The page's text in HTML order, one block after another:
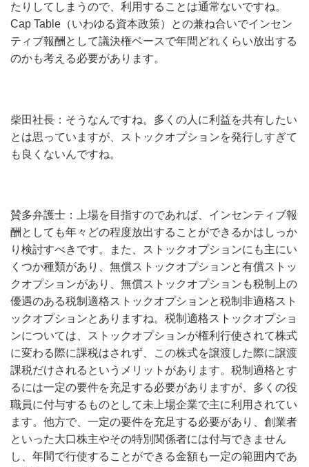
たりしてしまうので、利用することは通常ないですね。
Cap Table（いわゆる資本政策）との兼ね合いでインセン
ティブ報酬として議決権ベースで年間どれくらい放出する
のかも考える必要があります。
柴田社長：そうなんですね。多くの人に利益を共有したい
とは思っていますが、ストックオプションを発行しすぎて
も良くないんですね。
賛多弁護士：上場を目指すのであれば、インセンティブ報
酬としても年々どの程度放出することができるかはしっか
り検討すべきです。また、ストックオプションにも主にい
くつか種類があり、無償ストックオプションと有償ストッ
クオプションがあり、無償ストックオプションも税制上の
優遇のある税制適格ストックオプションと税制非適格スト
ックオプションとありますね。税制適格ストックオプショ
ンについては、ストックオプションが権利行使されて株式
に変わる際に課税はされず、この株式を譲渡した際に譲渡
課税だけされるというメリットがあります。税制適格とす
るには一定の要件を充足する必要がありますが、多くの役
職員に付与するものとして未上場企業で主に利用されてい
ます。他方で、一定の要件を充足する必要があり、創業者
といった大口株主やその特別関係者には付与できません
し、年間で行使することができる金額も一定の範囲内であ